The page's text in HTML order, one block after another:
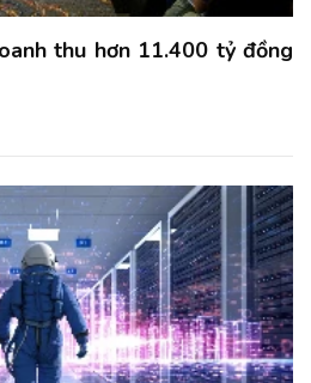
thu hơn 11.400 tỷ đồng